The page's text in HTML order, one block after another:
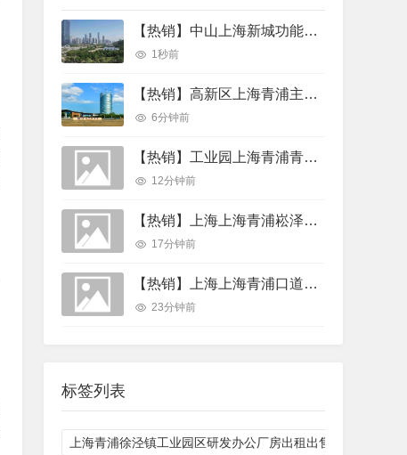
【热销】中山上海新城功能导入青浦造留镇新城提速 三甲医院数字服务官落地 产业载体选址升温 园区厂房出厂房出租
1秒前
【热销】高新区上海青浦主流路长三角示范区开发者大会周边镇释放产业机会 120个紧缺岗位66项场景清单厂房出租
6分钟前
【热销】工业园上海青浦青公路崧华路崧泽大道高台库出租 3800平层高11米跨度50米 独院可环评厂房厂房出租
12分钟前
【热销】上海上海青浦崧泽大道尚之坊数创壹谷产业园20000平厂房出租，首层4.6米层高
17分钟前
【热销】上海上海青浦口道路新水路香花桥55亩25000平厂房出租，紧邻高速
23分钟前
标签列表
上海青浦徐泾镇工业园区研发办公厂房出租出售